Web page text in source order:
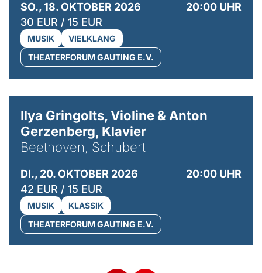
SO., 18. OKTOBER 2026
20:00 UHR
30 EUR / 15 EUR
MUSIK
VIELKLANG
THEATERFORUM GAUTING E.V.
Ilya Gringolts, Violine & Anton
Gerzenberg, Klavier
Beethoven, Schubert
DI., 20. OKTOBER 2026
20:00 UHR
42 EUR / 15 EUR
MUSIK
KLASSIK
THEATERFORUM GAUTING E.V.